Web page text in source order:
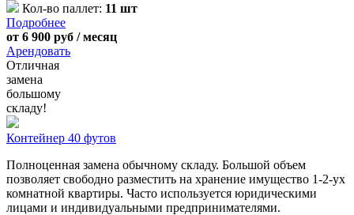
Кол-во паллет: 11 шт
Подробнее
от 6 900 руб / месяц
Арендовать
Отличная
замена
большому
складу!
Контейнер 40 футов
Полноценная замена обычному складу. Большой объем
позволяет свободно разместить на хранение имущество 1-2-ух
комнатной квартиры. Часто используется юридическими
лицами и индивидуальными предпринимателями.